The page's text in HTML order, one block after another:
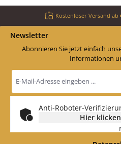
Kostenloser Versand
Newsletter
Abonnieren Sie jetzt einfach
Informationen
Mail-
*
Anti-Roboter-
Hier klicken